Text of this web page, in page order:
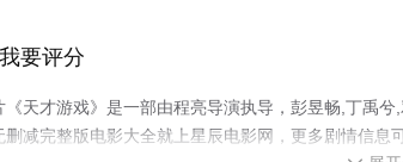
我要评分
《天才游戏》是一部由程亮导演执导，彭昱畅,丁禹
删减完整版电影大全就上星辰电影网，更多剧情信息